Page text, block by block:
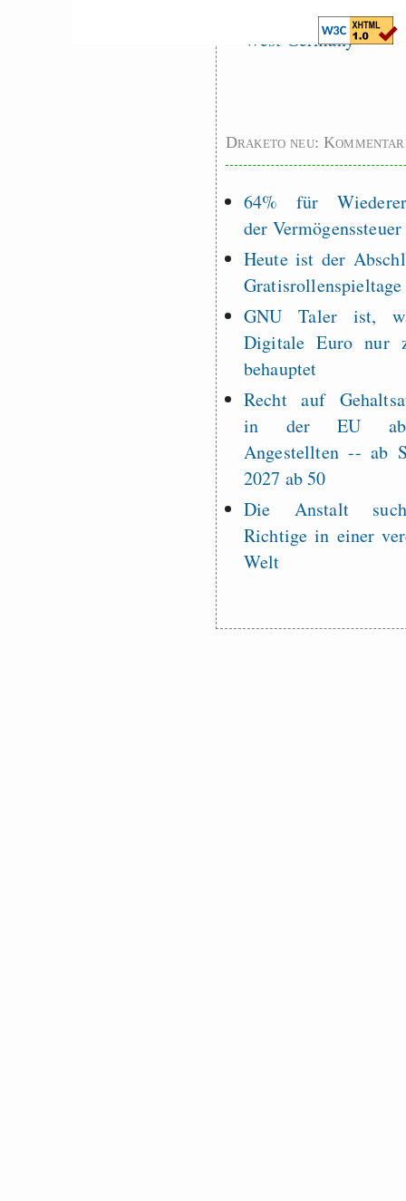
Graben-Neudorf,
West Germany
Draketo neu:
64% für
der Vermögenssteuer
Heute ist der
GNU Taler ist,
Digitale Euro nur
behauptet
Recht auf
in der EU
Angestellten -- ab
2027 ab 50
Die Anstalt
Richtige in einer
Welt